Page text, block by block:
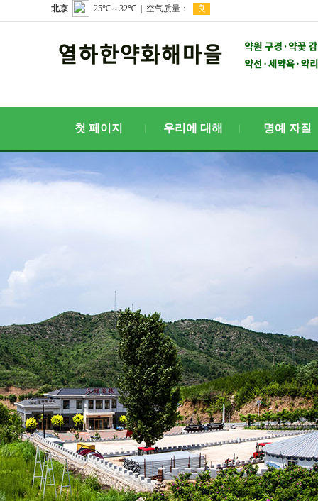
첫 페이지 우리에 대해 명예 자질